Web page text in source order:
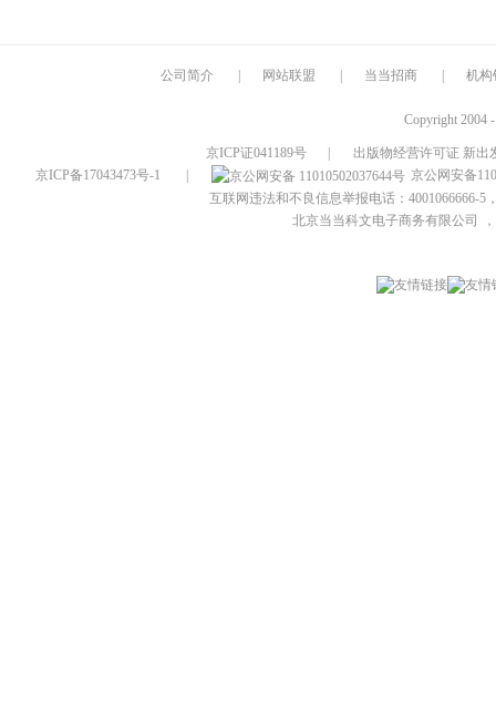
公司简介 网站联盟 当当招商 机构
Copyright 2004
京ICP证041189号
出版物经营许可证 新出
京ICP备17043473号-1
京公网安备
互联网违法和不良信息举报电话：4001066666-5
北京当当科文电子商务有限公司